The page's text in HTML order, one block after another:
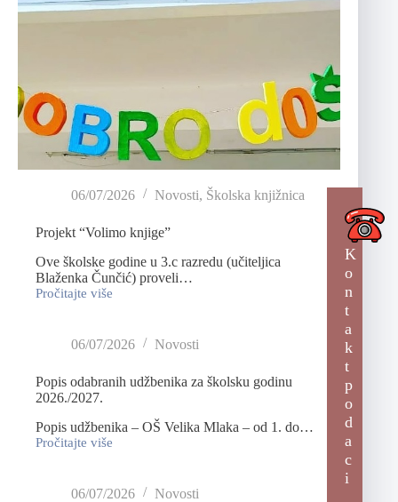
06/07/2026 Novosti, Školska knjižnica
Projekt “Volimo knjige”
Ove školske godine u 3.c razredu (učiteljica
Blaženka Čunčić) proveli…
Pročitajte više
06/07/2026 Novosti
Popis odabranih udžbenika za školsku godinu
2026./2027.
Popis udžbenika – OŠ Velika Mlaka – od 1. do…
Pročitajte više
06/07/2026 Novosti
K
o
n
t
a
k
t
p
o
d
a
c
i